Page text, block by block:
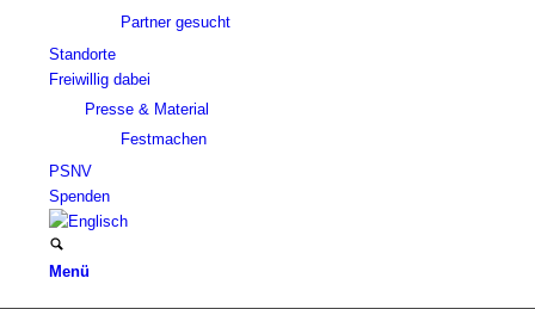
Partner gesucht
Standorte
Freiwillig dabei
Presse & Material
Festmachen
PSNV
Spenden
Menü